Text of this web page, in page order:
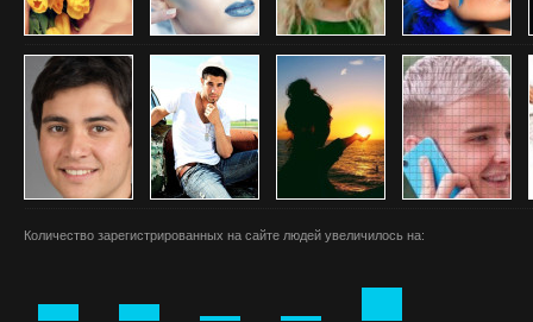
Количество зарегистрированных на сайте людей увеличилось на: